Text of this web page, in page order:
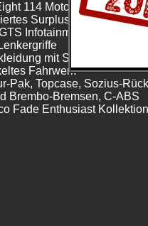
114 Motor
Surplus zur
Infotainment
mit Splitstream-
Fahrwerk
Pak, Topcase, Sozius-
Brembo-Bremsen, C-ABS
Fade Enthusiast Kollektion